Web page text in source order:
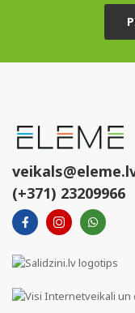
(+371) 23209966